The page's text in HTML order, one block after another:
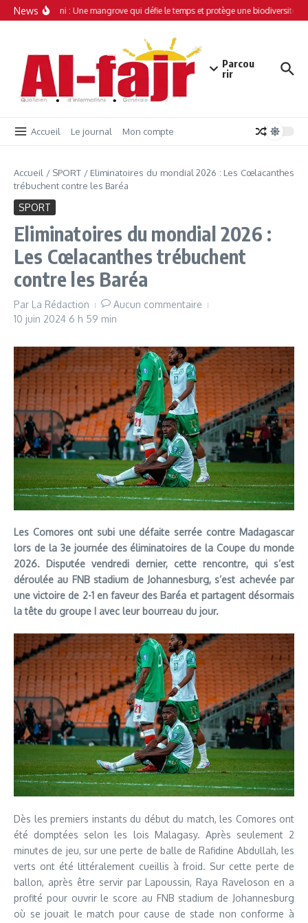
Aller au contenu
News
Simamboini : Une mangrove qui défie le temps et protège une biodiversité
Parcou
rir
Accueil Le journal Mon compte
Accueil / SPORT / Eliminatoires du mondial 2026 : Les Cœlacanthes
trébuchent contre les Baréa
SPORT
Eliminatoires du mondial 2026 :
Les Cœlacanthes trébuchent
contre les Baréa
Par La Rédaction
Aucun commentaire
10 juin 2024 6 h 59 min
Les Comores ont subi une défaite serrée contre Madagascar
lors de la 3e journée des éliminatoires de la Coupe du monde
2026. Disputée vendredi dernier, cette rencontre, qui s’est
déroulée au FNB stadium de Johannesburg, s’est achevée par
une victoire de 2-1 en faveur des Baréa et partagent désormais
la tête du groupe I avec leur bourreau du jour.
Dès les premiers instants du début du match, les Comores ont
été domptées selon les lois Malagasy. Après seulement 2
minutes de jeu, sur une perte de balle de Rafidine Abdullah, les
verts ont été littéralement cueillis à froid. Sur cette perte de
ballon, après être servir par Lapoussin, Raya Raveloson en a
profité pour ouvrir le score au FNB stadium de Johannesburg
où se jouait le match pour cause de stade non conforme à